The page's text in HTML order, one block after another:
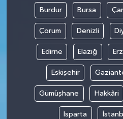
Burdur Bursa
Çorum Denizli
Edirne Elazığ
Eskişehir
Gümüşhane Hakkâri
Isparta